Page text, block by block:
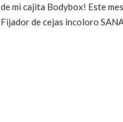
de mi cajita Bodybox! Este
Fijador de cejas incoloro